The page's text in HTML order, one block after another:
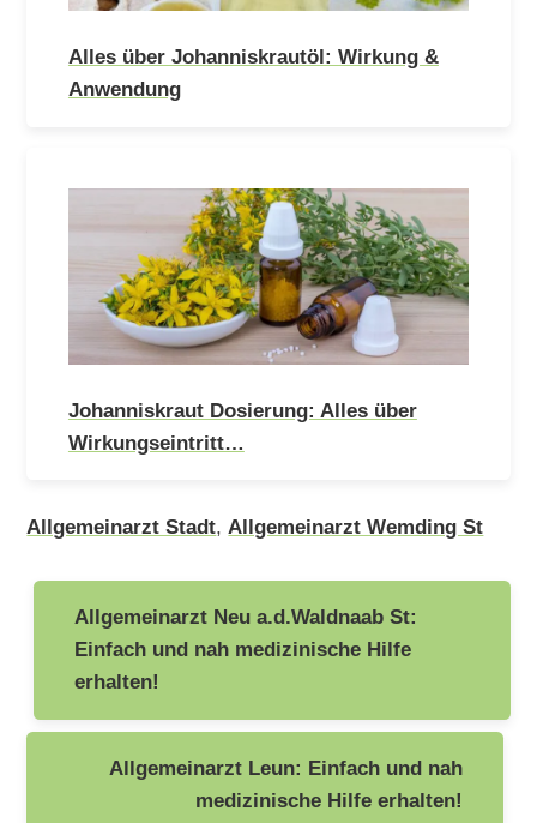
Alles über Johanniskrautöl: Wirkung &
Anwendung
Johanniskraut Dosierung: Alles über
Wirkungseintritt…
Allgemeinarzt Stadt, Allgemeinarzt Wemding St
Beitragsnavigation
Allgemeinarzt Neu a.d.Waldnaab St:
Einfach und nah medizinische Hilfe
erhalten!
Allgemeinarzt Leun: Einfach und nah
medizinische Hilfe erhalten!